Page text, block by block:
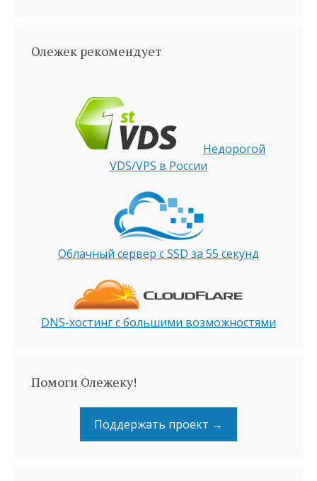
Олежек рекомендует
Недорогой
VDS/VPS в России
Облачный сервер с SSD за 55 секунд
DNS-хостинг с большими возможностями
Помоги Олежеку!
Поддержать проект →